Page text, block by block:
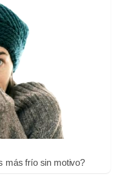
más frío sin motivo?